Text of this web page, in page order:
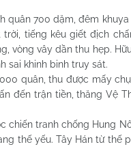
700 dặm, đêm khuya
trời, tiếng kêu giết địch
vòng vây dần thu hẹp.
sai khinh binh truy sát.
quân, thu được mấy
đến trận tiền, thăng Vệ
chiến tranh chống Hung
thế yếu. Tây Hán từ thế